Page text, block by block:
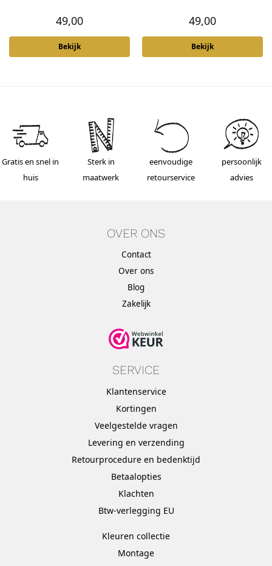
49,00
Bekijk
49,00
Bekijk
Gratis en snel in
huis
Sterk in
maatwerk
eenvoudige
retourservice
persoonlijk
advies
OVER ONS
Contact
Over ons
Blog
Zakelijk
SERVICE
Klantenservice
Kortingen
Veelgestelde vragen
Levering en verzending
Retourprocedure en bedenktijd
Betaalopties
Klachten
Btw-verlegging EU
Kleuren collectie
Montage